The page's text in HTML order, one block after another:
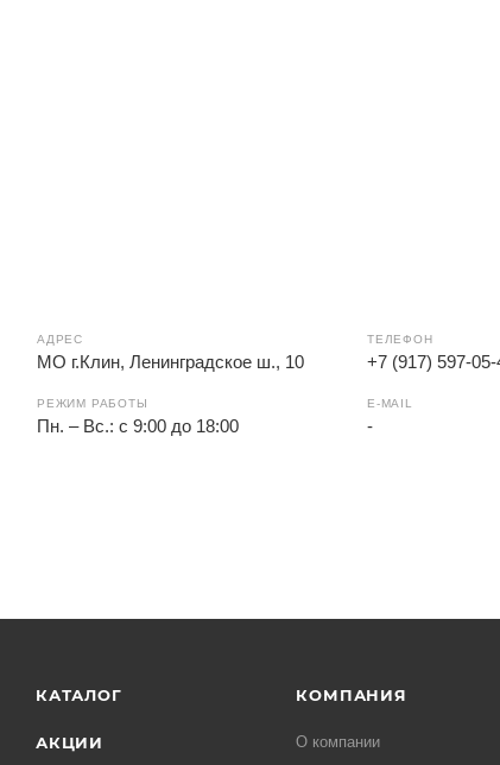
АДРЕС
МО г.Клин, Ленинградское ш., 10
РЕЖИМ РАБОТЫ
Пн. – Вс.: с 9:00 до 18:00
ТЕЛЕФОН
+7 (917) 597-05-
E-MAIL
-
КАТАЛОГ
АКЦИИ
КОМПАНИЯ
О компании